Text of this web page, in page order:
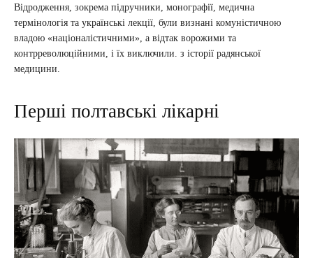
Відродження, зокрема підручники, монографії, медична
термінологія та українські лекції, були визнані комуністичною
владою «націоналістичними», а відтак ворожими та
контрреволюційними, і їх виключили. з історії радянської
медицини.
Перші полтавські лікарні